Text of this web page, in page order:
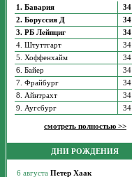
1. Бавария 34
2. Боруссия Д
34
3. РБ Лейпциг
34
4. Штуттгарт
34
5. Хоффенхайм
34
6. Байер
34
7. Фрайбург
34
8. Айнтрахт
34
9. Аугсбург
34
смотреть полностью >>
ДНИ РОЖДЕНИЯ